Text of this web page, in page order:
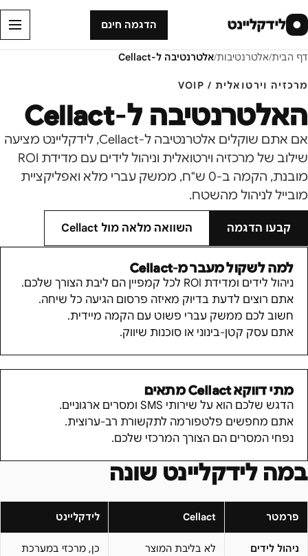
● לידקליינט הדגמה חינם
דף הבית/אלטרנטיבות/אלטרנטיבה ל-Cellact
מרכזיה וירטואלית / VOIP
האלטרנטיבה ל-Cellact
אם אתם שוקלים אלטרנטיבה ל-Cellact, לידקליינט מציעה
שילוב של מרכזיה וירטואלית וניהול לידים עם מדידת ROI
מובנת, הקמה ב-0 ש"ח, ממשק עברי מלא ואפליקציית
מובייל לניהול מהשטח.
קבעו הדגמה השוואה מלאה מול Cellact
למה לשקול מעבר מ-Cellact
ניהול לידים ומדידת ROI לכל קמפיין הם ליבת הצורך שלכם.
אתם רוצים לדעת בדיוק מאיזה פרסום הגיעה כל שיחה.
חשוב לכם ממשק עברי פשוט עם הקמה מיידית.
אתם עסק קטן-בינוני או סוכנות שיווק.
מתי דווקאCellactמתאים
הדגש שלכם הוא על שירותי SMS ומסרים ארגוניים.
אתם מחפשים פלטפורמה לתקשורת רב-ערוצית.
נפחי המסרים הם הצורך המרכזי שלכם.
במה לידקליינט שונה
פרמטר Cellact לידקליינט
ניהול לידים
לא בליבת המוצר כן, מרכזי במערכת